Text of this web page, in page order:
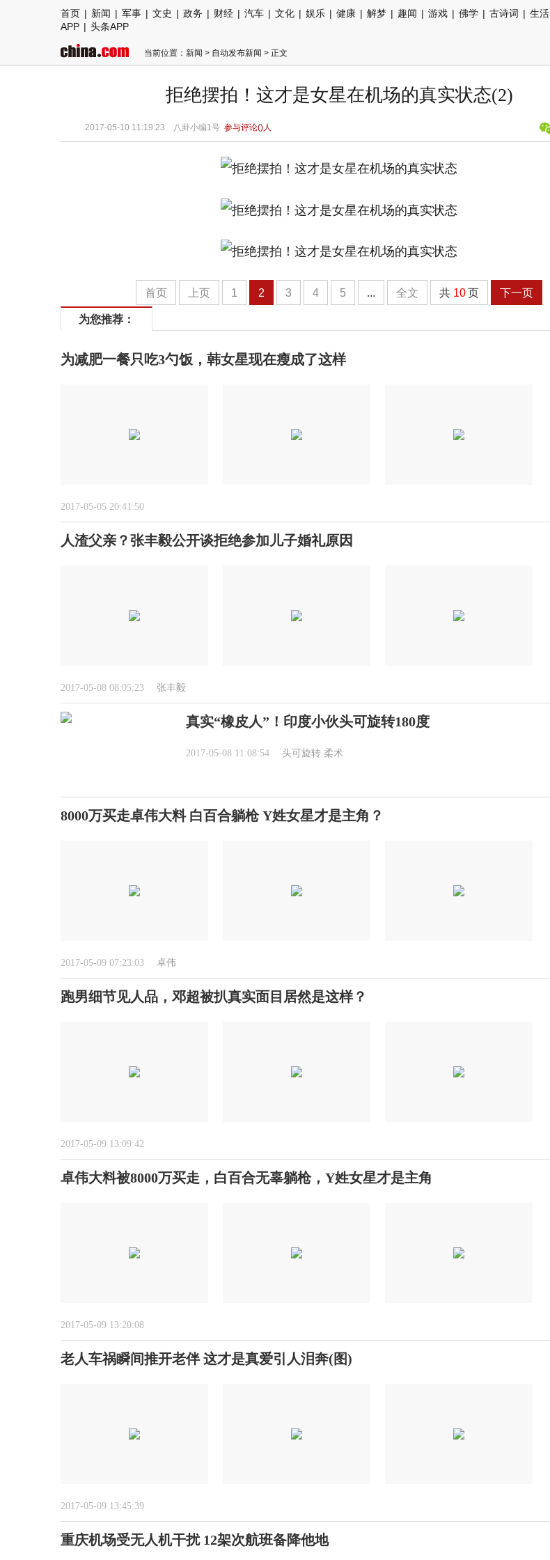
首页 | 新闻 | 军事 | 文史 | 政务 | 财经 | 汽车 | 文化 | 娱乐 | 健康 | 解梦 | 趣闻 | 游戏 | 佛学 | 古诗词 | 生活
APP | 头条APP
当前位置： 新闻 > 自动发布新闻 > 正文
拒绝摆拍！这才是女星在机场的真实状态(2)
2017-05-10 11:19:23 八卦小编1号 参与评论()人
首页 上页 1 2 3 4 5 ... 全文 共 10 页 下一页
为您推荐：
为减肥一餐只吃3勺饭，韩女星现在瘦成了这样
2017-05-05 20:41:50
人渣父亲？张丰毅公开谈拒绝参加儿子婚礼原因
2017-05-08 08:05:23 张丰毅
真实“橡皮人”！印度小伙头可旋转180度
2017-05-08 11:08:54 头可旋转 柔术
8000万买走卓伟大料 白百合躺枪 Y姓女星才是主角？
2017-05-09 07:23:03 卓伟
跑男细节见人品，邓超被扒真实面目居然是这样？
2017-05-09 13:09:42
卓伟大料被8000万买走，白百合无辜躺枪，Y姓女星才是主角
2017-05-09 13:20:08
老人车祸瞬间推开老伴 这才是真爱引人泪奔(图)
2017-05-09 13:45:39
重庆机场受无人机干扰 12架次航班备降他地